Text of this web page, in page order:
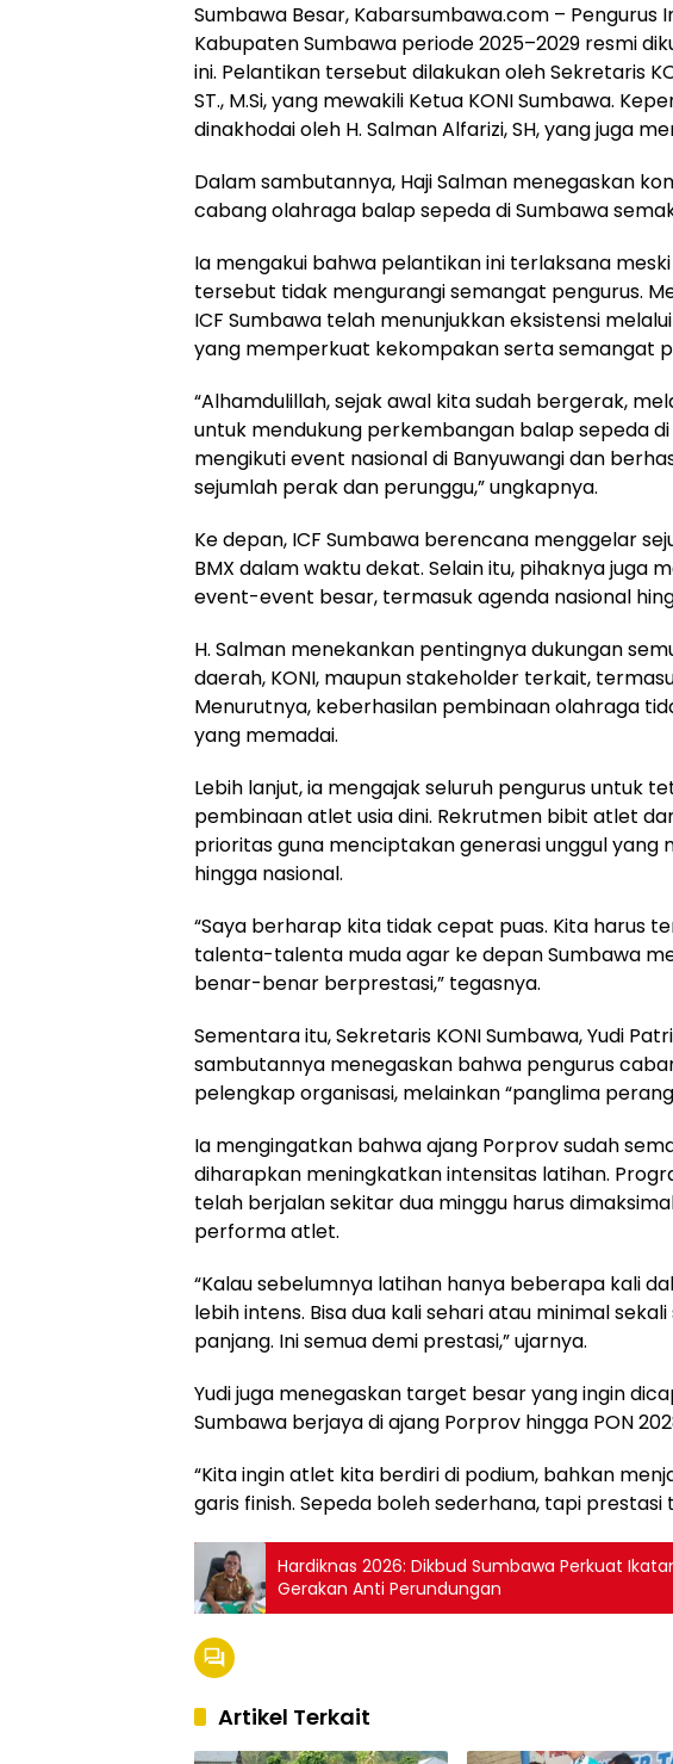
Sumbawa Besar, Kabarsumbawa.com – Pengurus
Kabupaten Sumbawa periode 2025–2029 resmi
ini. Pelantikan tersebut dilakukan oleh Sekretaris
ST., M.Si, yang mewakili Ketua KONI Sumbawa.
dinakhodai oleh H. Salman Alfarizi, SH, yang juga
Dalam sambutannya, Haji Salman menegaskan
cabang olahraga balap sepeda di Sumbawa
Ia mengakui bahwa pelantikan ini terlaksana
tersebut tidak mengurangi semangat pengurus.
ICF Sumbawa telah menunjukkan eksistensi
yang memperkuat kekompakan serta semangat
“Alhamdulillah, sejak awal kita sudah bergerak,
untuk mendukung perkembangan balap sepeda
mengikuti event nasional di Banyuwangi dan
sejumlah perak dan perunggu,” ungkapnya.
Ke depan, ICF Sumbawa berencana menggelar
BMX dalam waktu dekat. Selain itu, pihaknya juga
event-event besar, termasuk agenda nasional
H. Salman menekankan pentingnya dukungan
daerah, KONI, maupun stakeholder terkait,
Menurutnya, keberhasilan pembinaan olahraga
yang memadai.
Lebih lanjut, ia mengajak seluruh pengurus untuk
pembinaan atlet usia dini. Rekrutmen bibit atlet
prioritas guna menciptakan generasi unggul yang
hingga nasional.
“Saya berharap kita tidak cepat puas. Kita harus
talenta-talenta muda agar ke depan Sumbawa
benar-benar berprestasi,” tegasnya.
Sementara itu, Sekretaris KONI Sumbawa, Yudi
sambutannya menegaskan bahwa pengurus
pelengkap organisasi, melainkan “panglima
Ia mengingatkan bahwa ajang Porprov sudah
diharapkan meningkatkan intensitas latihan.
telah berjalan sekitar dua minggu harus
performa atlet.
“Kalau sebelumnya latihan hanya beberapa kali
lebih intens. Bisa dua kali sehari atau minimal
panjang. Ini semua demi prestasi,” ujarnya.
Yudi juga menegaskan target besar yang ingin
Sumbawa berjaya di ajang Porprov hingga PON
“Kita ingin atlet kita berdiri di podium, bahkan
garis finish. Sepeda boleh sederhana, tapi prestasi
Hardiknas 2026: Dikbud Sumbawa Perkuat
Gerakan Anti Perundungan
Artikel Terkait